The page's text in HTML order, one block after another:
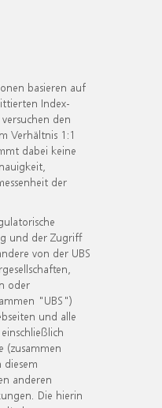
basieren auf
Index-
den
Verhältnis 1:1
dabei keine
der
und der Zugriff
von der UBS
oder
"UBS")
und alle
(zusammen
anderen
Die hierin